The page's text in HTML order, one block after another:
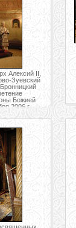
Алексий II,
Зуевский
Божией
2006 г.